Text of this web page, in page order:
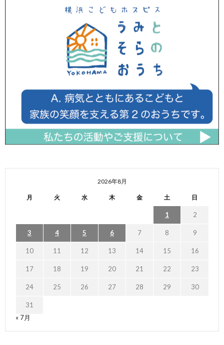
2026年8月
月 火 水 木 金 土 日
1 2
3 4 5 6 7 8 9
10 11 12 13 14 15 16
17 18 19 20 21 22 23
24 25 26 27 28 29 30
31
« 7月